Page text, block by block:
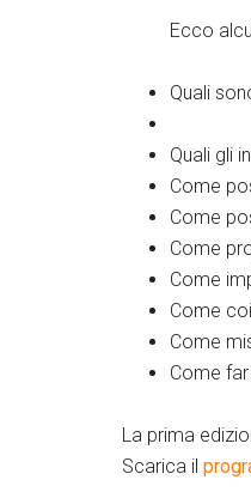
Ecco
Quali
Quali gli
Come
Come
Come
Come
Come
Come
Come
La prima
Scarica il